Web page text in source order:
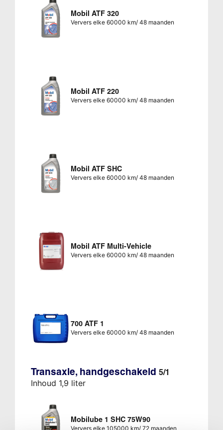
Mobil ATF 320
Ververs elke 60000 km/ 48 maanden
Mobil ATF 220
Ververs elke 60000 km/ 48 maanden
Mobil ATF SHC
Ververs elke 60000 km/ 48 maanden
Mobil ATF Multi-Vehicle
Ververs elke 60000 km/ 48 maanden
700 ATF 1
Ververs elke 60000 km/ 48 maanden
Transaxle, handgeschakeld 5/1
Inhoud 1,9 liter
Mobilube 1 SHC 75W90
Ververs elke 105000 km/ 72 maanden